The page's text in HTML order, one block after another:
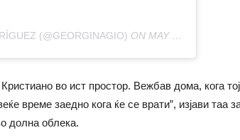
(@GEORGINAGIO) ON MAY 29, 2020 AT 3:39AM PDT
во ист простор. Вежбав дома, кога
време заедно кога ќе се врати”, изјави таа
долна облека.